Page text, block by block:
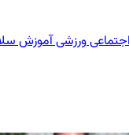
ورزشیآموزش